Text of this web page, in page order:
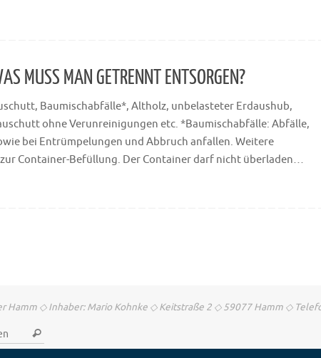
MUSS MAN GETRENNT ENTSORGEN?
Baumischabfälle*, Altholz, unbelasteter Erdaushub,
ohne Verunreinigungen etc. *Baumischabfälle: Abfälle,
bei Entrümpelungen und Abbruch anfallen. Weitere
Container-Befüllung. Der Container darf nicht überladen…
Hamm ◇ Inhaber: Mario Kohnke ◇ Keitstraße 2 ◇ 59077 Hamm ◇